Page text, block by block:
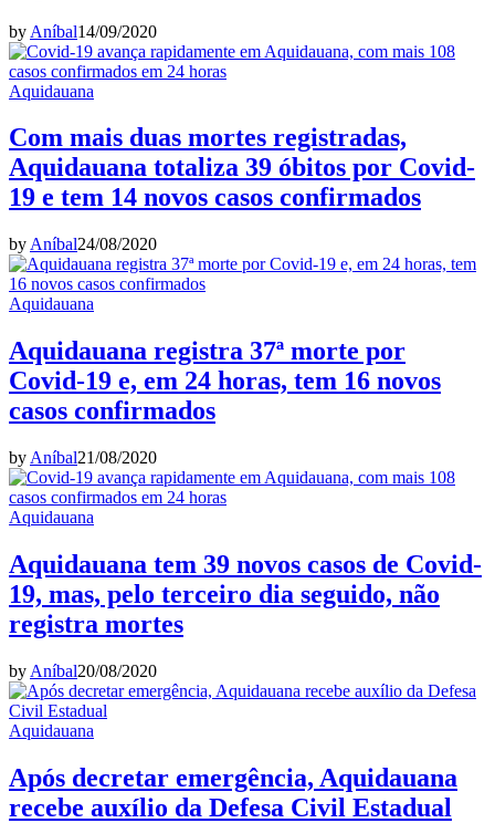
by Aníbal14/09/2020
Aquidauana
Com mais duas mortes registradas,
Aquidauana totaliza 39 óbitos por Covid-
19 e tem 14 novos casos confirmados
by Aníbal24/08/2020
Aquidauana
Aquidauana registra 37ª morte por
Covid-19 e, em 24 horas, tem 16 novos
casos confirmados
by Aníbal21/08/2020
Aquidauana
Aquidauana tem 39 novos casos de Covid-
19, mas, pelo terceiro dia seguido, não
registra mortes
by Aníbal20/08/2020
Aquidauana
Após decretar emergência, Aquidauana
recebe auxílio da Defesa Civil Estadual